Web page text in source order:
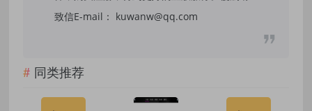
致信E-mail： kuwanw@qq.com
同类推荐